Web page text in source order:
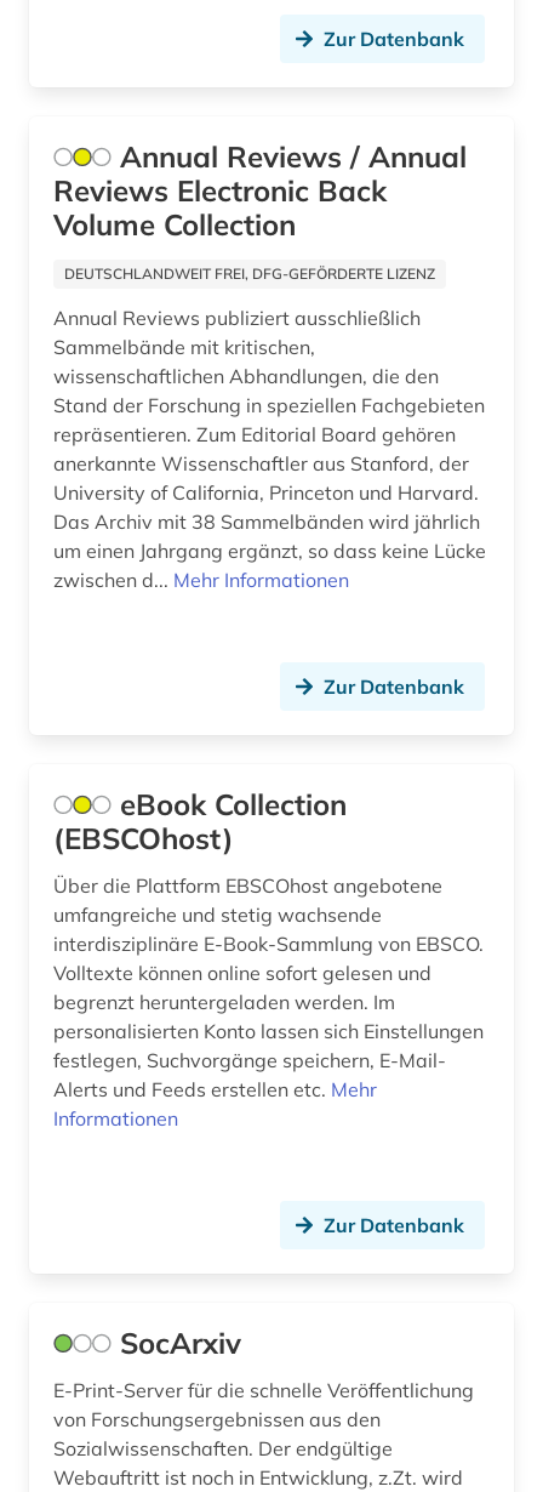
oecd-staaten (1)
online-recherche (1)
open access (1)
organisation (1)
philosophie (3)
physik (2)
polen (1)
politik (12)
politikwissenschaft (4)
popkultur (1)
prosopografie (1)
psychiatrie (1)
psychologie (12)
public health (1)
rechtsgeschichte (1)
rechtswissenschaft (2)
Zur Datenbank
Annual Reviews / Annual
Reviews Electronic Back
Volume Collection
DEUTSCHLANDWEIT FREI, DFG-GEFÖRDERTE LIZENZ
Annual Reviews publiziert ausschließlich
Sammelbände mit kritischen,
wissenschaftlichen Abhandlungen, die den
Stand der Forschung in speziellen Fachgebieten
repräsentieren. Zum Editorial Board gehören
anerkannte Wissenschaftler aus Stanford, der
University of California, Princeton und Harvard.
Das Archiv mit 38 Sammelbänden wird jährlich
um einen Jahrgang ergänzt, so dass keine Lücke
zwischen d... Mehr Informationen
Zur Datenbank
eBook Collection
(EBSCOhost)
Über die Plattform EBSCOhost angebotene
umfangreiche und stetig wachsende
interdisziplinäre E-Book-Sammlung von EBSCO.
Volltexte können online sofort gelesen und
begrenzt heruntergeladen werden. Im
personalisierten Konto lassen sich Einstellungen
festlegen, Suchvorgänge speichern, E-Mail-
Alerts und Feeds erstellen etc. Mehr
Informationen
Zur Datenbank
SocArxiv
E-Print-Server für die schnelle Veröffentlichung
von Forschungsergebnissen aus den
Sozialwissenschaften. Der endgültige
Webauftritt ist noch in Entwicklung, z.Zt. wird